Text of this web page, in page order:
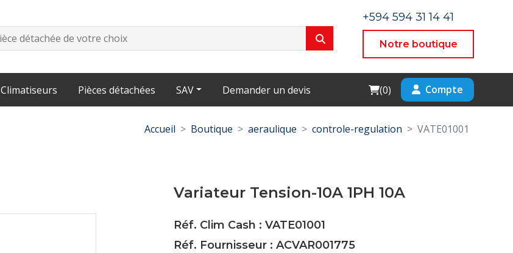
+594 594 31 14 41
Notre boutique
Climatiseurs Pièces détachées SAV Demander un devis Cart
(0) Compte
Accueil Boutique aeraulique controle-regulation VATE01001
Variateur Tension-10A 1PH 10A
Réf. Clim Cash : VATE01001
Réf. Fournisseur : ACVAR001775